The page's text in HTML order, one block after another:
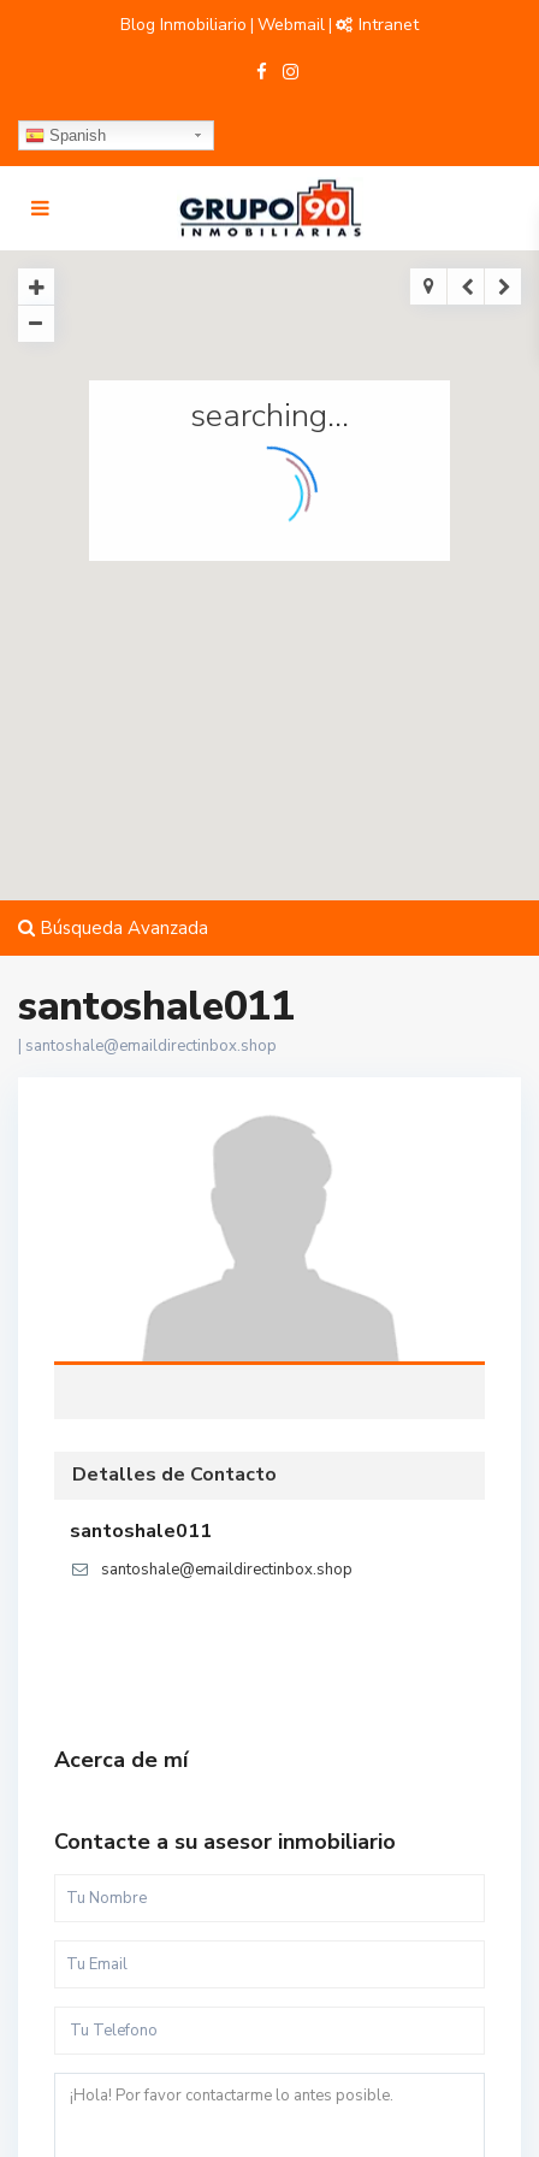
Blog Inmobiliario | Webmail| Intranet
Spanish
searching...
Búsqueda Avanzada
santoshale011
santoshale@emaildirectinbox.shop
Detalles de Contacto
santoshale011
santoshale@emaildirectinbox.shop
Acerca de mí
Contacte a su asesor inmobiliario